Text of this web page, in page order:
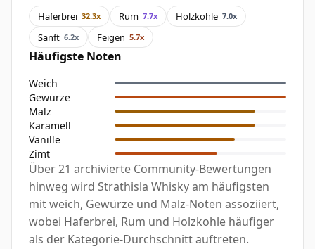
Haferbrei 32.3x Rum 7.7x Holzkohle 7.0x
Sanft 6.2x Feigen 5.7x
Häufigste Noten
Weich
Gewürze
Malz
Karamell
Vanille
Zimt
Über 21 archivierte Community-Bewertungen
hinweg wird Strathisla Whisky am häufigsten
mit weich, Gewürze und Malz-Noten assoziiert,
wobei Haferbrei, Rum und Holzkohle häufiger
als der Kategorie-Durchschnitt auftreten.